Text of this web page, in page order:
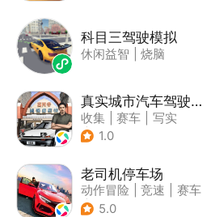
科目三驾驶模拟
休闲益智 烧脑
真实城市汽车驾驶3D
收集 赛车
写实
| 竞速
1.0
老司机停车场
动作冒险 竞速
赛车
| 写实
5.0